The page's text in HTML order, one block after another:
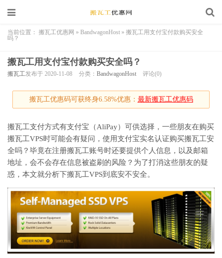
当前位置： 搬瓦工优惠网 » BandwagonHost » 搬瓦工用支付宝付款购买安全
吗？
搬瓦工用支付宝付款购买安全吗？
搬瓦工发布于 2020-11-08 分类： BandwagonHost 评论(0)
搬瓦工优惠码可获终身6.58%优惠： 最新搬瓦工优惠码
搬瓦工支付方式有支付宝（AliPay）可供选择，一些朋友在购买
搬瓦工VPS时可能会有疑问，使用支付宝实名认证购买搬瓦工安
全吗？毕竟在注册搬瓦工账号时还要提供个人信息，以及邮箱
地址，会不会存在信息被盗刷的风险？为了打消这些朋友的疑
惑，本文就分析下搬瓦工VPS到底安不安全。